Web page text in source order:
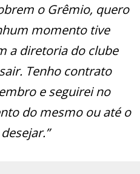
o Grêmio, quero
momento tive
a diretoria do clube
Tenho contrato
e seguirei no
do mesmo ou até o